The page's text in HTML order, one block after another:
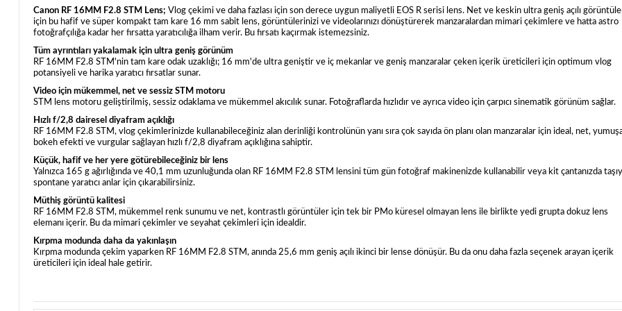
Canon RF 16MM F2.8 STM Lens; Vlog çekimi ve daha fazlası için son derece uygun maliyetli EOS R serisi lens. Net ve keskin ultra geniş açılı
için bu hafif ve süper kompakt tam kare 16 mm sabit lens, görüntülerinizi ve videolarınızı dönüştürerek manzaralardan mimari çekimlere ve hatta astro
fotoğrafçılığa kadar her fırsatta yaratıcılığa ilham verir. Bu fırsatı kaçırmak istemezsiniz.
Tüm ayrıntıları yakalamak için ultra geniş görünüm
RF 16MM F2.8 STM'nin tam kare odak uzaklığı; 16 mm'de ultra geniştir ve iç mekanlar ve geniş manzaralar çeken içerik üreticileri için optimum vlog
potansiyeli ve harika yaratıcı fırsatlar sunar.
Video için mükemmel, net ve sessiz STM motoru
STM lens motoru geliştirilmiş, sessiz odaklama ve mükemmel akıcılık sunar. Fotoğraflarda hızlıdır ve ayrıca video için çarpıcı sinematik görünüm sağlar.
Hızlı f/2,8 dairesel diyafram açıklığı
RF 16MM F2.8 STM, vlog çekimlerinizde kullanabileceğiniz alan derinliği kontrolünün yanı sıra çok sayıda ön planı olan manzaralar için ideal, net,
bokeh efekti ve vurgular sağlayan hızlı f/2,8 diyafram açıklığına sahiptir.
Küçük, hafif ve her yere götürebileceğiniz bir lens
Yalnızca 165 g ağırlığında ve 40,1 mm uzunluğunda olan RF 16MM F2.8 STM lensini tüm gün fotoğraf makinenizde kullanabilir veya kit çantanızda
spontane yaratıcı anlar için çıkarabilirsiniz.
Müthiş görüntü kalitesi
RF 16MM F2.8 STM, mükemmel renk sunumu ve net, kontrastlı görüntüler için tek bir PMo küresel olmayan lens ile birlikte yedi grupta dokuz lens
elemanı içerir. Bu da mimari çekimler ve seyahat çekimleri için idealdir.
Kırpma modunda daha da yakınlaşın
Kırpma modunda çekim yaparken RF 16MM F2.8 STM, anında 25,6 mm geniş açılı ikinci bir lense dönüşür. Bu da onu daha fazla seçenek arayan içerik
üreticileri için ideal hale getirir.